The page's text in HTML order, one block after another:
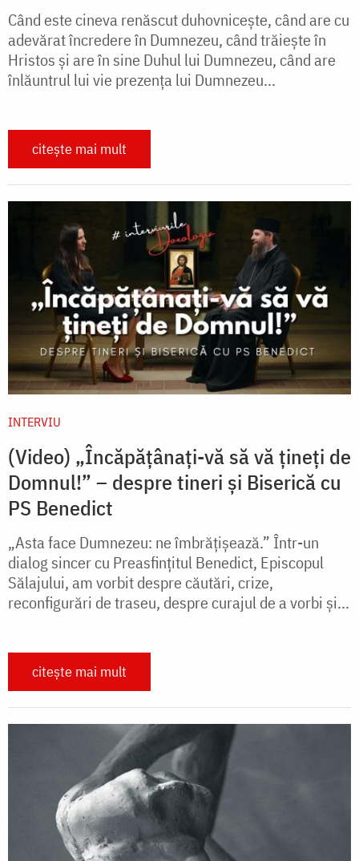
Când este cineva renăscut duhovnicește, când are cu
adevărat încredere în Dumnezeu, când trăiește în
Hristos și are în sine Duhul lui Dumnezeu, când are
înlăuntrul lui vie prezența lui Dumnezeu...
citește mai mult
INTERVIU
(Video) „Încăpățânați-vă să vă țineți de
Domnul!” – despre tineri și Biserică cu
PS Benedict
„Asta face Dumnezeu: ne îmbrățișează.” Într-un
dialog sincer cu Preasfințitul Benedict, Episcopul
Sălajului, am vorbit despre căutări, crize,
reconfigurări de traseu, despre curajul de a vorbi și...
citește mai mult